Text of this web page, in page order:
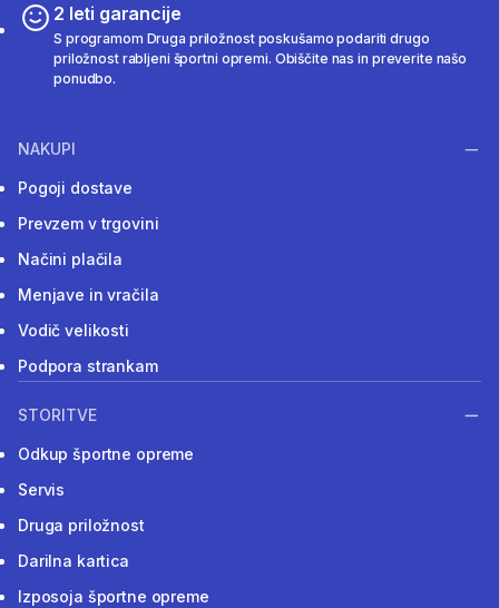
2 leti garancije
S programom Druga priložnost poskušamo podariti drugo
priložnost rabljeni športni opremi. Obiščite nas in preverite našo
ponudbo.
NAKUPI
Pogoji dostave
Prevzem v trgovini
Načini plačila
Menjave in vračila
Vodič velikosti
Podpora strankam
STORITVE
Odkup športne opreme
Servis
Druga priložnost
Darilna kartica
Izposoja športne opreme